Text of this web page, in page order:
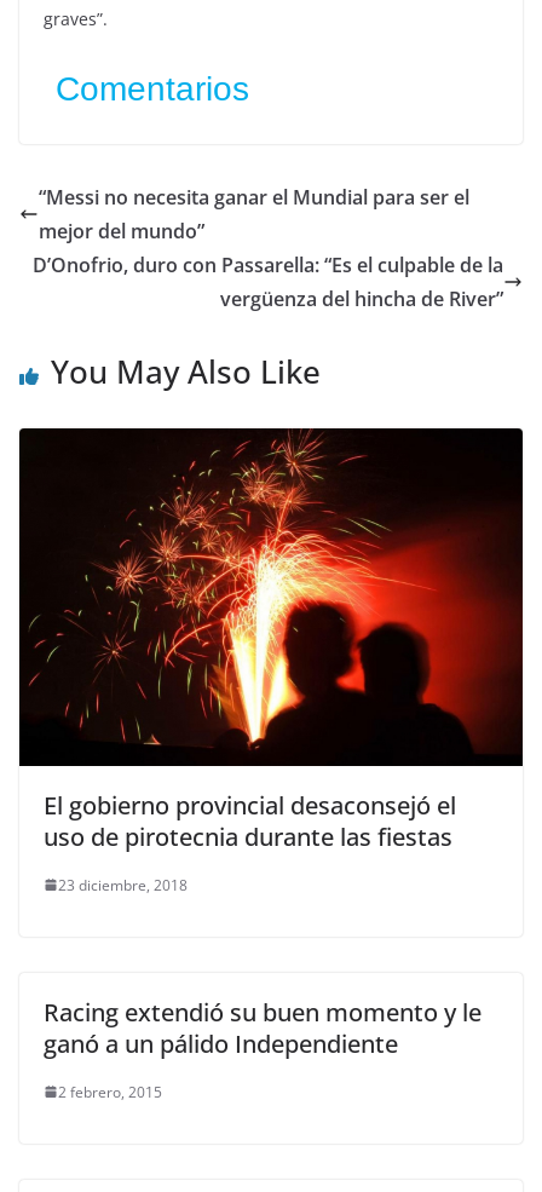
graves”.
Comentarios
“Messi no necesita ganar el Mundial para ser el
mejor del mundo”
D’Onofrio, duro con Passarella: “Es el culpable de la
vergüenza del hincha de River”
You May Also Like
El gobierno provincial desaconsejó el
uso de pirotecnia durante las fiestas
23 diciembre, 2018
Racing extendió su buen momento y le
ganó a un pálido Independiente
2 febrero, 2015